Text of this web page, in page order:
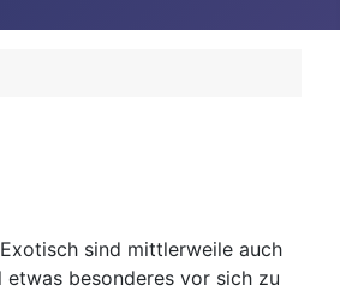
sind mittlerweile auch
etwas besonderes vor sich zu